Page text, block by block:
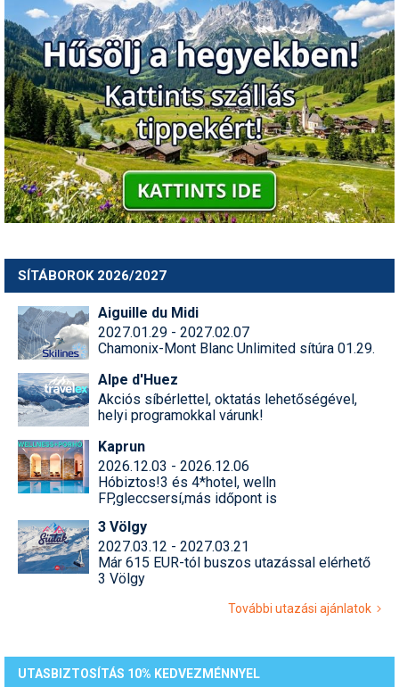
SÍTÁBOROK 2026/2027
Aiguille du Midi
2027.01.29 - 2027.02.07
Chamonix-Mont Blanc Unlimited sítúra 01.29.
Alpe d'Huez
Akciós síbérlettel, oktatás lehetőségével,
helyi programokkal várunk!
Kaprun
2026.12.03 - 2026.12.06
Hóbiztos!3 és 4*hotel, welln
FP,gleccsersí,más időpont is
3 Völgy
2027.03.12 - 2027.03.21
Már 615 EUR-tól buszos utazással elérhető
3 Völgy
További utazási ajánlatok
UTASBIZTOSÍTÁS 10% KEDVEZMÉNNYEL